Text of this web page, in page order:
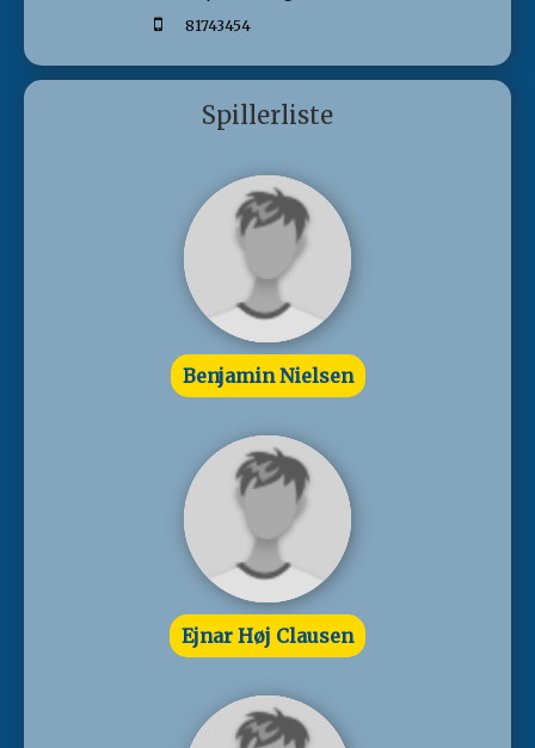
81743454
Spillerliste
Benjamin Nielsen
Ejnar Høj Clausen